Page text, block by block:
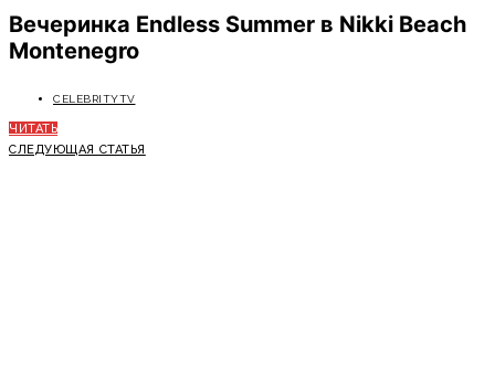
Вечеринка Endless Summer в Nikki Beach
Montenegro
CELEBRITYTV
ЧИТАТЬ
СЛЕДУЮЩАЯ СТАТЬЯ